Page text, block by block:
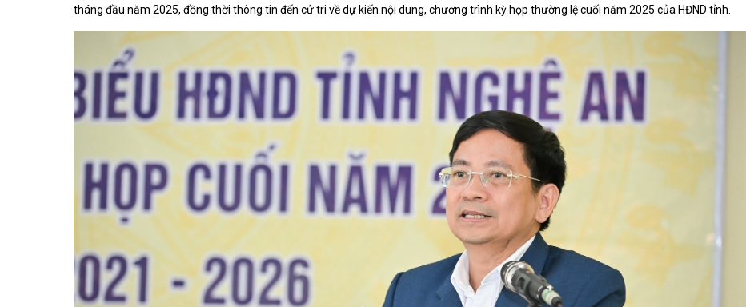
tháng đầu năm 2025, đồng thời thông tin đến cử tri về dự kiến nội dung, chương trình kỳ họp thường lệ cuối năm 2025 của HĐND tỉnh.